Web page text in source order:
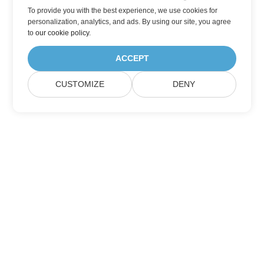
To provide you with the best experience, we use cookies for
personalization, analytics, and ads. By using our site, you agree
toour cookie policy.
ACCEPT
CUSTOMIZE DENY